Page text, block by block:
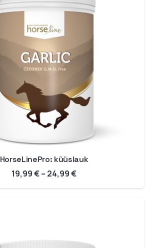
HorseLinePro: küüslauk
19,99€– 24,99€Hinnavahemik:
19,99 €